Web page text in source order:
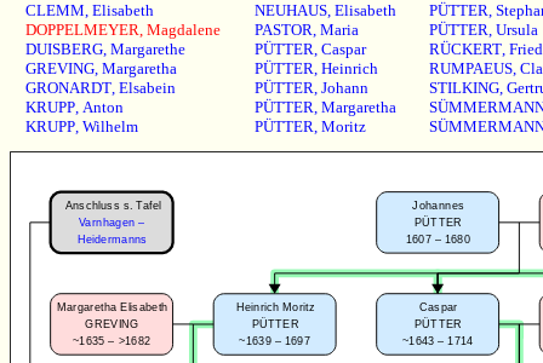
CLEMM,Elisabeth
DOPPELMEYER,Magdalene
DUISBERG,Margarethe
GREVING,Margaretha
GRONARDT,Elsabein
KRUPP,Anton
KRUPP,Wilhelm
NEUHAUS, Elisabeth
PASTOR, Maria
PÜTTER, Caspar
PÜTTER, Heinrich
PÜTTER, Johann
PÜTTER, Margaretha
PÜTTER, Moritz
PÜTTER,
PÜTTER, Ursula
RÜCKERT,
RUMPAEUS,
STILKING,
Johannes
PÜTTER
1607 – 1680
Heinrich Moritz
PÜTTER
~1639 – 1697
Margaretha Elisabeth
GREVING
~1635 – >1682
Anschluss s. Tafel
Varnhagen –
Heidermanns
Caspar
PÜTTER
~1643 – 1714